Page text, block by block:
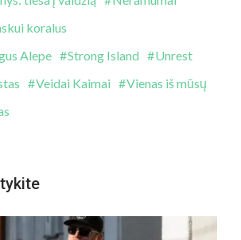
koralus
Alepe
Strong Island
Unrest
Veidai Kaimai
Vienas iš mūsų